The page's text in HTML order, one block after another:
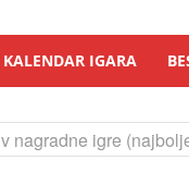
KALENDAR IGARA
nagradne igre